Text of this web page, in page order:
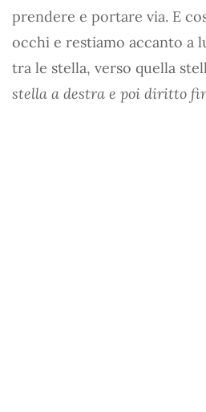
prendere e portare via. E
occhi e restiamo accanto a
tra le stella, verso quella
stella a destra e poi diritto